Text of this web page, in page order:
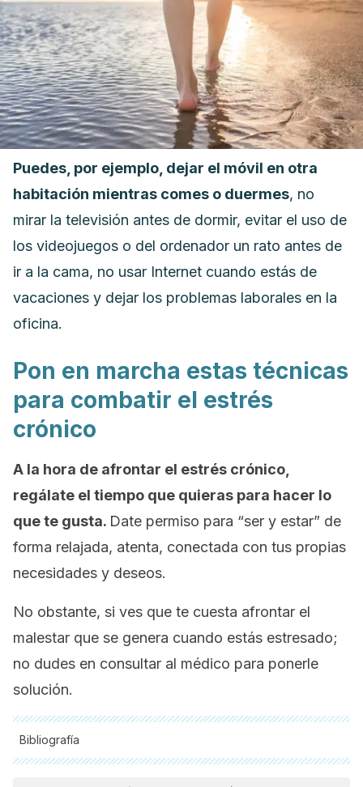
Puedes, por ejemplo, dejar el móvil en otra
habitación mientras comes o duermes, no
mirar la televisión antes de dormir, evitar el uso de
los videojuegos o del ordenador un rato antes de
ir a la cama, no usar Internet cuando estás de
vacaciones y dejar los problemas laborales en la
oficina.
Pon en marcha estas técnicas
para combatir el estrés
crónico
A la hora de afrontar el estrés crónico,
regálate el tiempo que quieras para hacer lo
que te gusta. Date permiso para “ser y estar” de
forma relajada, atenta, conectada con tus propias
necesidades y deseos.
No obstante, si ves que te cuesta afrontar el
malestar que se genera cuando estás estresado;
no dudes en consultar al médico para ponerle
solución.
Bibliografía
Todas las fuentes citadas fueron revisadas a profundidad por